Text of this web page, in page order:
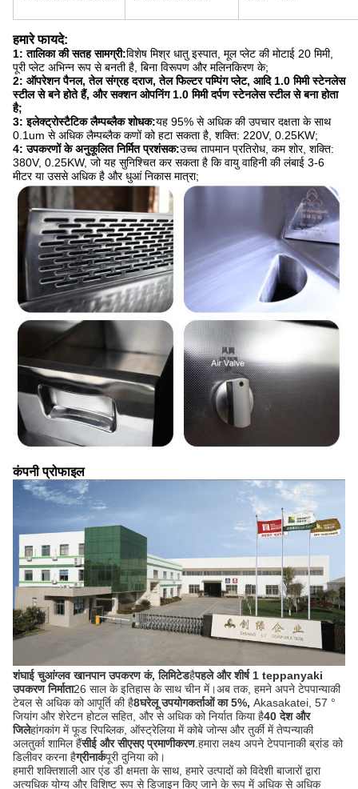
हमारे फायदे:
1: तालिका की सतह सामग्री:विशेष मिश्र धातु इस्पात, मूल प्लेट की मोटाई 20 मिमी,
पूरी प्लेट अभिन्न रूप से बनती है, बिना विरूपण और मलिनकिरण के;
2: ऑपरेशन पैनल, तेल संग्रह दराज, तेल फिल्टर पम्पिंग प्लेट, आदि 1.0 मिमी स्टेनलेस
स्टील से बने होते हैं, और सक्शन ओपनिंग 1.0 मिमी दर्पण स्टेनलेस स्टील से बना होता
है;
3: इलेक्ट्रोस्टैटिक लैम्पब्लैक शोधक:यह 95% से अधिक की उपचार दक्षता के साथ
0.1um से अधिक लैम्पब्लैक कणों को हटा सकता है, शक्ति: 220V, 0.25KW;
4: उपकरणों के अनुकूलित निर्मित प्रशंसक:उच्च तापमान प्रतिरोध, कम शोर, शक्ति:
380V, 0.25KW, जो यह सुनिश्चित कर सकता है कि वायु वाहिनी की लंबाई 3-6
मीटर या उससे अधिक है और धुआं निकास मात्रा;
कंपनी प्रोफाइल
शंघाई चुआंग्लव खानपान उपकरण कं, लिमिटेडहैपहले और शीर्ष 1 teppanyaki
उपकरण निर्माता26 साल के इतिहास के साथ चीन में।अब तक, हमने अपने टेपपान्याकी
टेबल से अधिक को आपूर्ति की है8घरेलू उपयोगकर्ताओं का 5%, Akasakatei, 57 °
जियांग और शेरेटन होटल सहित, और से अधिक को निर्यात किया है40 देश और
जिलेहांगकांग में फूड रिपब्लिक, ऑस्ट्रेलिया में कोबे जोन्स और तुर्की में तेप्पन्याकी
अलतुर्का शामिल हैंसीई और सीएसए प्रमाणीकरण.हमारा लक्ष्य अपने टेपपानाकी ब्रांड को
डिलीवर करना हैग्रीनार्कपूरी दुनिया को।
हमारी शक्तिशाली आर एंड डी क्षमता के साथ, हमारे उत्पादों को विदेशी बाजारों द्वारा
अत्यधिक योग्य और विशिष्ट रूप से डिजाइन किए जाने के रूप में अधिक से अधिक